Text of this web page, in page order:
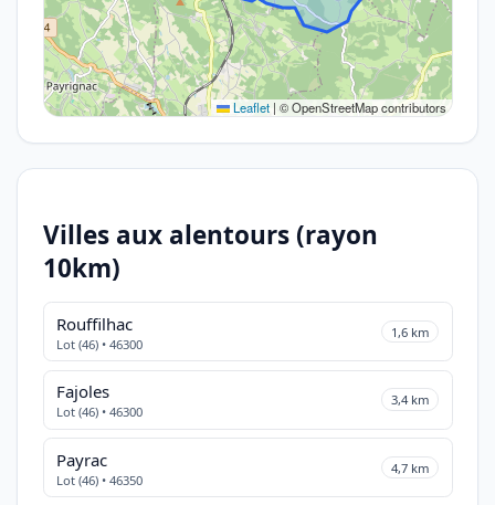
Leaflet | © OpenStreetMap contributors
Villes aux alentours (rayon
10km)
Rouffilhac
Lot (46) • 46300
1,6 km
Fajoles
Lot (46) • 46300
3,4 km
Payrac
Lot (46) • 46350
4,7 km